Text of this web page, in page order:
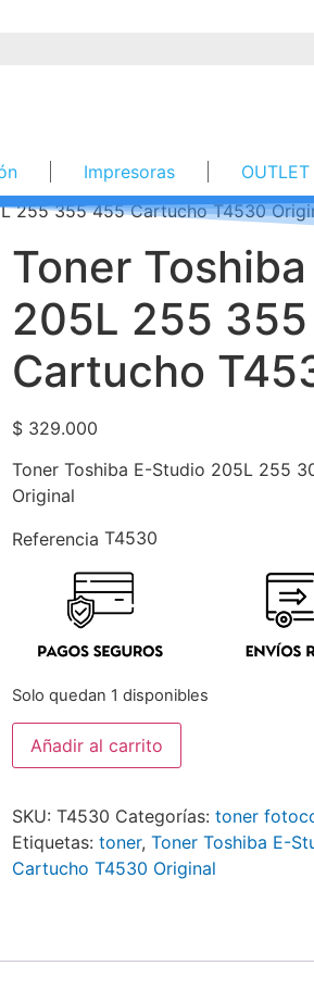
Impresoras OUTLET
255 355 455 Cartucho T4530
Toner
205L 255
Cartucho
$329.000
Toner Toshiba E-Studio 205L 255
Original
Referencia T4530
Solo quedan 1 disponibles
Añadir al carrito
SKU: T4530 Categorías: toner
Etiquetas: toner, Toner Toshiba E-
Cartucho T4530 Original